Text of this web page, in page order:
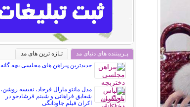
پـربیننده های دنیای مد
تـازه ترین های مد
جدیدترین پیراهن های مجلسی بچه گانه
مدل مانتو مارال فرجاد، نفیسه روشن،
شقایق فراهانی و شبنم فرشادجو در
اکران فیلم جاودانگی